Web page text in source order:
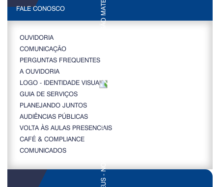
FALE CONOSCO
OUVIDORIA
COMUNICAÇÃO
PERGUNTAS FREQUENTES
A OUVIDORIA
LOGO - IDENTIDADE VISUAL
GUIA DE SERVIÇOS
PLANEJANDO JUNTOS
AUDIÊNCIAS PÚBLICAS
VOLTA ÀS AULAS PRESENCIAIS
CAFÉ & COMPLIANCE
COMUNICADOS